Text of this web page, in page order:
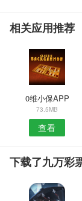
相关应用推荐
0维小保APP
73.5MB
查看
下载了九万彩